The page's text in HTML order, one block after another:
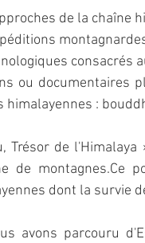
de la chaîne
consacrés
ou documentaires
himalayennes :
Trésor de
de montagnes.Ce
dont la survie
avons parcouru